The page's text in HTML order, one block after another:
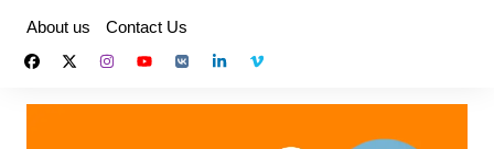
content
About us Contact Us